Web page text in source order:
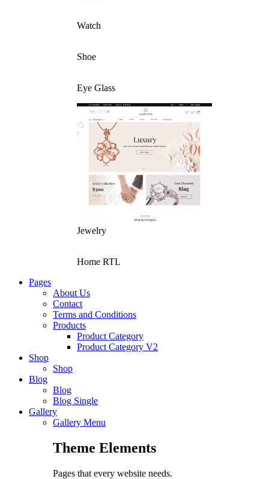
Watch
Shoe
Eye Glass
Jewelry
Home RTL
Pages
About Us
Contact
Terms and Conditions
Products
Product Category
Product Category V2
Shop
Shop
Blog
Blog
Blog Single
Gallery
Gallery Menu
Theme Elements
Pages that every website needs.